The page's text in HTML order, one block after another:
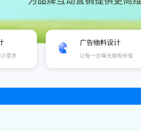
需求
广告物料设计
让每一次曝光都有价值